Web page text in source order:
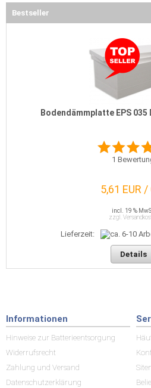
Bestseller
Bodendämmplatte EPS 035
1
5,61 EUR /
incl. 19 %
zzgl.
Lieferzeit:
Details
Informationen
Hinweise zur Batterieentsorgung
Widerrufsrecht
Zahlung und Versand
Datenschutzerklärung